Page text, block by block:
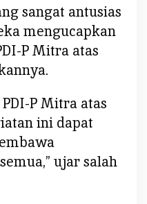
sangat antusias
mengucapkan
P Mitra atas
P Mitra atas
ini dapat
ujar salah